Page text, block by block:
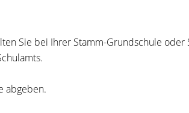
Sie bei Ihrer Stamm-Grundschule oder
abgeben.